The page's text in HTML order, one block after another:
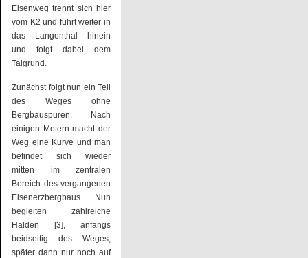
Eisenweg trennt sich hier
vom K2 und führt weiter in
das Langenthal hinein
und folgt dabei dem
Talgrund.
Zunächst folgt nun ein Teil
des Weges ohne
Bergbauspuren. Nach
einigen Metern macht der
Weg eine Kurve und man
befindet sich wieder
mitten im zentralen
Bereich des vergangenen
Eisenerzbergbaus. Nun
begleiten zahlreiche
Halden [3], anfangs
beidseitig des Weges,
später dann nur noch auf